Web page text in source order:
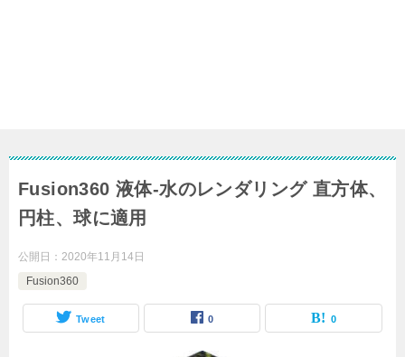
Fusion360 液体-水のレンダリング 直方体、
円柱、球に適用
公開日： 2020年11月14日
Fusion360
Tweet 0 0